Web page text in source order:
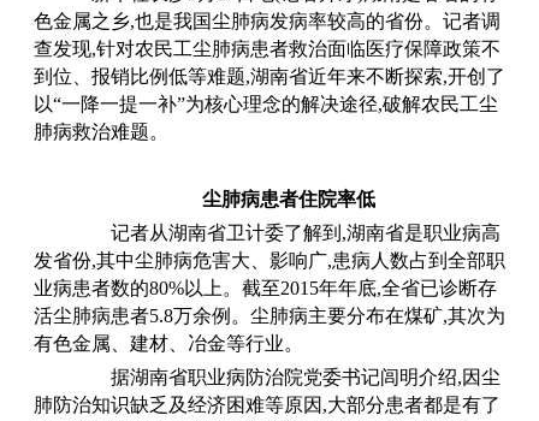
色金属之乡,也是我国尘肺病发病率较高的省份。记者调
查发现,针对农民工尘肺病患者救治面临医疗保障政策不
到位、报销比例低等难题,湖南省近年来不断探索,开创了
以“一降一提一补”为核心理念的解决途径,破解农民工尘
肺病救治难题。
尘肺病患者住院率低
记者从湖南省卫计委了解到 ,湖南省是职业病高
发省份,其中尘肺病危害大、影响广,患病人数占到全部职
业病患者数的80%以上。截至2015年年底,全省已诊断存
活尘肺病患者5.8万余例。尘肺病主要分布在煤矿,其次为
有色金属、建材、冶金等行业。
据湖南省职业病防治院党委书记闾明介绍,因尘
肺防治知识缺乏及经济困难等原因,大部分患者都是有了